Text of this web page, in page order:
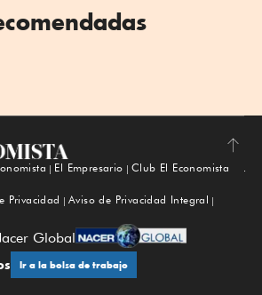
Subir
El Empresario
Club El Economista
Privacidad
Aviso de Privacidad Integral
Global
Ir a la bolsa de trabajo